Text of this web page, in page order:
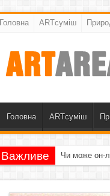
Головна ARTсуміш
Головна ARTсуміш
Важливе Чи може он-